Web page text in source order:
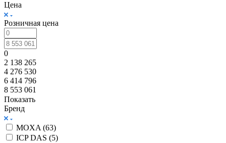
Цена
Розничная цена
0
2 138 265
4 276 530
6 414 796
8 553 061
Показать
Бренд
MOXA (63)
ICP DAS (5)